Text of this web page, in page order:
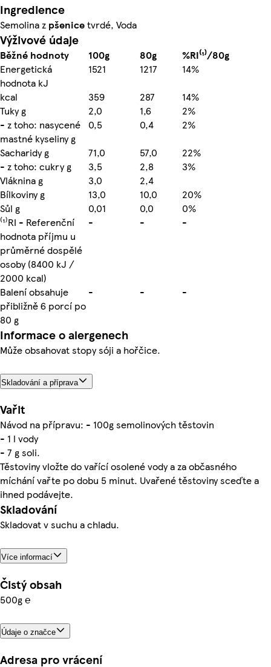
Ingredience
Semolina z pšenicetvrdé, Voda
Výživové údaje
Běžné hodnoty 100g 80g
%RI⁽¹⁾/80g
Energetická
hodnota kJ
1521 1217
14%
kcal
359 287
14%
Tuky g
2,0 1,6
2%
- z toho: nasycené
mastné kyseliny g
0,5 0,4
2%
Sacharidy g
71,0 57,0
22%
- z toho: cukry g
3,5 2,8
3%
Vláknina g
3,0
2,4
Bílkoviny g
13,0 10,0
20%
Sůl g
0,01 0,0
0%
⁽¹⁾RI - Referenční
hodnota příjmu u
průměrné dospělé
osoby (8400 kJ /
2000 kcal)
- - -
Balení obsahuje
přibližně 6 porcí po
80 g
- - -
Informace o alergenech
Může obsahovat stopy sóji a hořčice.
Skladování a příprava
Vařit
Návod na přípravu: - 100g semolinových těstovin
- 1 l vody
- 7 g soli.
Těstoviny vložte do vařící osolené vody a za občasného
míchání vařte po dobu 5 minut. Uvařené těstoviny sceďte a
ihned podávejte.
Skladování
Skladovat v suchu a chladu.
Více informací
Čistý obsah
500g ℮
Údaje o značce
Adresa pro vrácení